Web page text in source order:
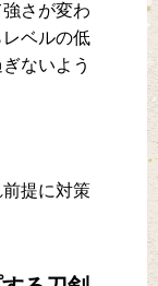
さが変わ
ベルの低
ないよう
提に対策